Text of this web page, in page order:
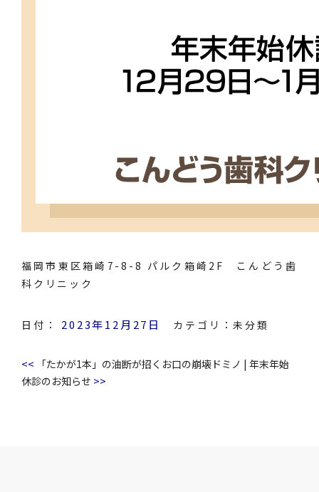
福岡市東区箱崎7-8-8 パルク箱崎2F こんどう歯
科クリニック
日付： 2023年12月27日 カテゴリ：未分類
<< 「たかが1本」の油断が招くお口の崩壊ドミノ | 年末年始
休診のお知らせ >>